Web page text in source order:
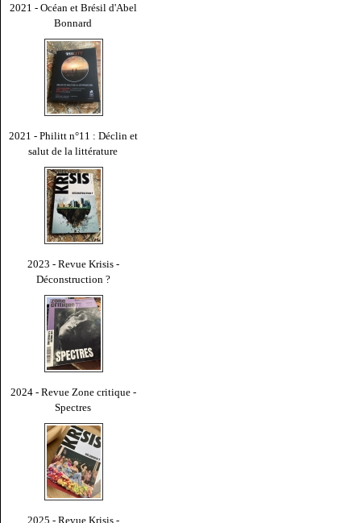
2021 - Océan et Brésil d'Abel
Bonnard
2021 - Philitt n°11 : Déclin et
salut de la littérature
2023 - Revue Krisis -
Déconstruction ?
2024 - Revue Zone critique -
Spectres
2025 - Revue Krisis -